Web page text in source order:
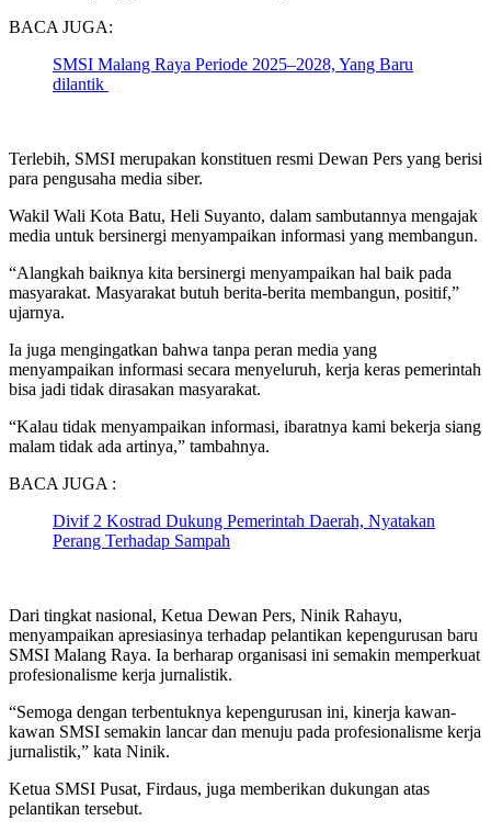
BACA JUGA:
SMSI Malang Raya Periode 2025–2028, Yang Baru
dilantik
Terlebih, SMSI merupakan konstituen resmi Dewan Pers yang berisi
para pengusaha media siber.
Wakil Wali Kota Batu, Heli Suyanto, dalam sambutannya mengajak
media untuk bersinergi menyampaikan informasi yang membangun.
“Alangkah baiknya kita bersinergi menyampaikan hal baik pada
masyarakat. Masyarakat butuh berita-berita membangun, positif,”
ujarnya.
Ia juga mengingatkan bahwa tanpa peran media yang
menyampaikan informasi secara menyeluruh, kerja keras pemerintah
bisa jadi tidak dirasakan masyarakat.
“Kalau tidak menyampaikan informasi, ibaratnya kami bekerja siang
malam tidak ada artinya,” tambahnya.
BACA JUGA :
Divif 2 Kostrad Dukung Pemerintah Daerah, Nyatakan
Perang Terhadap Sampah
Dari tingkat nasional, Ketua Dewan Pers, Ninik Rahayu,
menyampaikan apresiasinya terhadap pelantikan kepengurusan baru
SMSI Malang Raya. Ia berharap organisasi ini semakin memperkuat
profesionalisme kerja jurnalistik.
“Semoga dengan terbentuknya kepengurusan ini, kinerja kawan-
kawan SMSI semakin lancar dan menuju pada profesionalisme kerja
jurnalistik,” kata Ninik.
Ketua SMSI Pusat, Firdaus, juga memberikan dukungan atas
pelantikan tersebut.